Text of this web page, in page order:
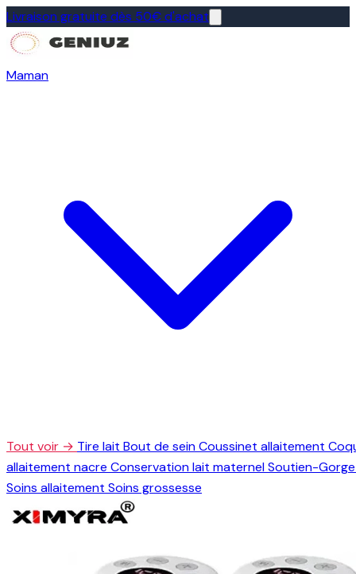
Livraison gratuite dès 50€ d'achat
Maman
Tout voir → Tire lait Bout de seinCoussinet allaitement
allaitement nacre Conservation lait maternelSoutien-
Soins allaitement Soins grossesse